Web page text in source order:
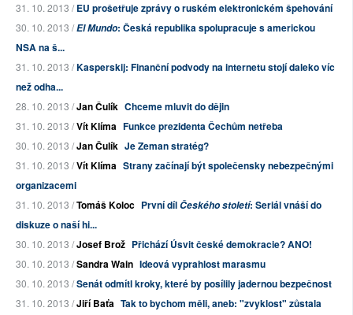
31. 10. 2013 /EU prošetřuje zprávy o ruském elektronickém špehování
30. 10. 2013 /El Mundo: Česká republika spolupracuje s americkou
NSA na š...
31. 10. 2013 /Kasperskij: Finanční podvody na internetu stojí daleko víc
než odha...
28. 10. 2013 /Jan Čulík Chceme mluvit do dějin
31. 10. 2013 /Vít Klíma Funkce prezidenta Čechům netřeba
30. 10. 2013 /Jan Čulík Je Zeman stratég?
31. 10. 2013 /Vít Klíma Strany začínají být společensky nebezpečnými
organizacemi
31. 10. 2013 /Tomáš Koloc První dílČeského století: Seriál vnáší do
diskuze o naší hi...
30. 10. 2013 /Josef Brož Přichází Úsvit české demokracie? ANO!
30. 10. 2013 /Sandra Wain Ideová vyprahlost marasmu
30. 10. 2013 /Senát odmítl kroky, které by posílily jadernou bezpečnost
31. 10. 2013 /Jiří Baťa Tak to bychom měli, aneb: "zvyklost" zůstala